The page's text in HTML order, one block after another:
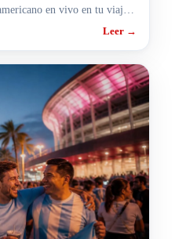
en vivo en tu viaje a
Leer →